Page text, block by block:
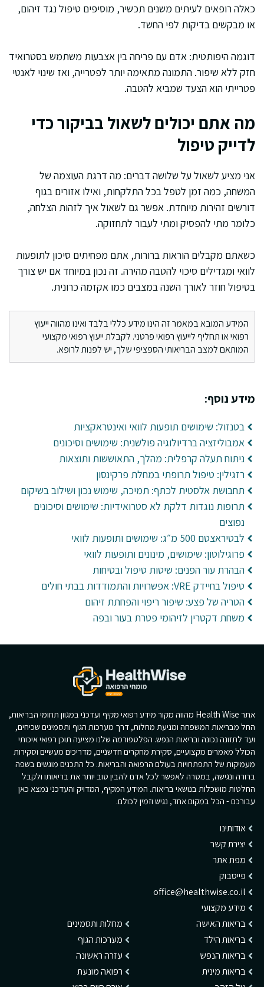
כאלה רופאים לעיתים משנים תכשיר, מוסיפים טיפול נגד זיהום,
או מבקשים בדיקות לפי החשד.
דוגמה היפותטית: אדם עם פריחה בין אצבעות משתמש בסטרואיד
חזק ללא שיפור. התמונה מתאימה יותר לפטרייה, ואז שינוי לאנטי
פטרייתי הוא הצעד שמביא להטבה.
מה אתם יכולים לשאול בביקור כדי
לדייק טיפול
אני מציע לשאול על שלושה דברים: מה דרגת העוצמה של
המשחה, כמה זמן לטפל בכל התלקחות, ואילו אזורים בגוף
דורשים זהירות מיוחדת. אפשר גם לשאול איך לזהות הצלחה,
כלומר מתי להפסיק ומתי לעבור לתחזוקה.
כשאתם מקבלים הוראות ברורות, אתם מפחיתים סיכון לתופעות
לוואי ומגדילים סיכוי להטבה מהירה. זה נכון במיוחד אם יש צורך
בטיפול חוזר לאורך השנה במצבים כמו אקזמה כרונית.
המידע המובא במאמר זה הינו מידע כללי בלבד ואינו מהווה ייעוץ
רפואי או תחליף לייעוץ רפואי פרטני. לקבלת ייעוץ רפואי מקצועי
המותאם למצב הבריאותי הספציפי שלך, יש לפנות לרופא.
מידע נוסף:
בטנזול: שימושים תופעות לוואי ואינטראקציות
אמבוליזציה ברדיולוגיה פולשנית: שימושים וסיכונים
ניתוח תעלה קרפלית: מהלך, התאוששות ותוצאות
רזגילין: טיפול תרופתי במחלת פרקינסון
תחבושת אלסטית לכתף: תמיכה, שימוש נכון ושילוב בשיקום
תרופות נוגדות דלקת לא סטרואידיות: שימושים וסיכונים
נפוצים
לבטיראצטם 500 מ״ג: שימושים ותופעות לוואי
פרוגילוטון: שימושים, מינונים ותופעות לוואי
הבהרת עור הפנים: שיטות טיפול ובטיחות
טיפול בחיידק VRE: אפשרויות והתמודדות בבתי חולים
הטריה של פצע: שיפור ריפוי והפחתת זיהום
משחת דקטרין לזיהומי פטרת בעור ובפה
אתר Health Wise מהווה מקור מידע רפואי מקיף ועדכני במגוון תחומי הבריאות,
החל מבריאות המשפחה ומניעת מחלות, דרך מערכות הגוף ותסמינים שכיחים,
ועד לתזונה נכונה ובריאות הנפש. הפלטפורמה שלנו מציעה תוכן רפואי איכותי
הכולל מאמרים מקצועיים, סקירת מחקרים חדשניים, מדריכים מעשיים וסקירות
מעמיקות של התפתחויות בעולם הרפואה והבריאות. כל התכנים מוגשים בשפה
ברורה ונגישה, במטרה לאפשר לכל אדם להבין טוב יותר את בריאותו ולקבל
החלטות מושכלות בנושאי בריאות. המידע המקיף, המדויק והעדכני נמצא כאן
עבורכם - הכל במקום אחד, נגיש וזמין לכולם.
אודותינו
יצירת קשר
מפת אתר
פייסבוק
office@healthwise.co.il
מידע מקצועי
בריאות האישה
בריאות הילד
בריאות הנפש
בריאות מינית
מחלות ותסמינים
מערכות הגוף
עזרה ראשונה
רפואה מונעת